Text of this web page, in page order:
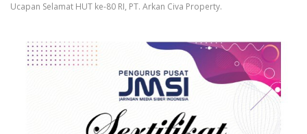
Ucapan Selamat HUT ke-80 RI, PT. Arkan Civa Property.